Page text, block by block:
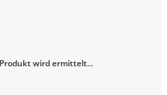
wird ermittelt...